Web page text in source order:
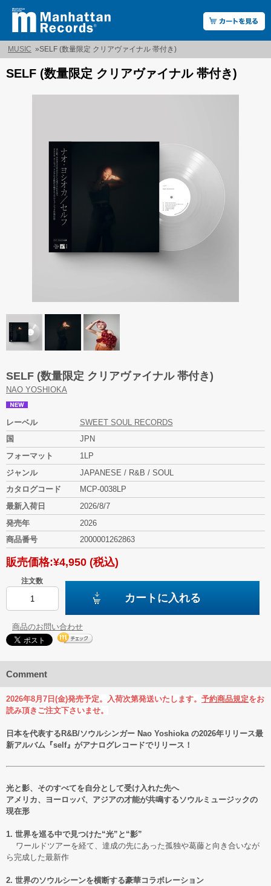
MUSIC »SELF (数量限定 クリアヴァイナル 帯付き)
SELF (数量限定 クリアヴァイナル 帯付き)
SELF (数量限定 クリアヴァイナル 帯付き)
NAO YOSHIOKA
レーベル
SWEET SOUL RECORDS
国
JPN
フォーマット
1LP
ジャンル
JAPANESE / R&B / SOUL
カタログコード
MCP-0038LP
最新入荷日
2026/8/7
発売年
2026
商品番号
2000001262863
販売価格:¥4,950 (税込)
注文数
カートに入れる
商品のお問い合わせ
Comment
2026年8月7日(金)発売予定。入荷次第発送いたします。 予約商品規定をお
読み頂きご注文下さいませ。
日本を代表するR&B/ソウルシンガー Nao Yoshioka の2026年リリース最
新アルバム『self』がアナログレコードでリリース！
光と影、そのすべてを自分として受け入れた先へ
アメリカ、ヨーロッパ、アジアの才能が共鳴するソウルミュージックの
現在形
1. 世界を巡る中で見つけた“光”と“影”
ワールドツアーを経て、達成の先にあった孤独や葛藤と向き合いなが
ら完成した最新作
2. 世界のソウルシーンを横断する豪華コラボレーション